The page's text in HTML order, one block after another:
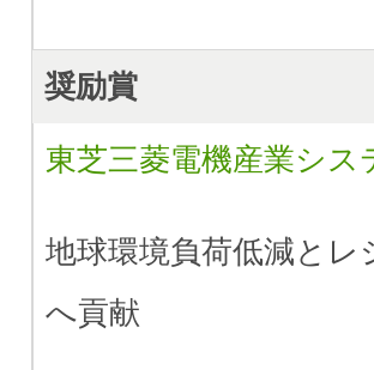
奨励賞
東芝三菱電機産業シス
地球環境負荷低減と
へ貢献